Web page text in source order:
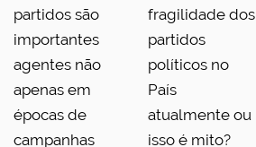
partidos são
importantes
agentes não
apenas em
épocas de
campanhas
fragilidade dos
partidos
políticos no
País
atualmente ou
isso é mito?